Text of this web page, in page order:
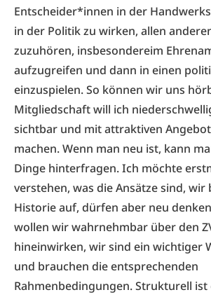
Entscheider*innen in der
in der Politik zu wirken, allen
zuzuhören, insbesondereim
aufzugreifen und dann in einen
einzuspielen. So können wir uns
Mitgliedschaft will ich
sichtbar und mit attraktiven
machen. Wenn man neu ist, kann
Dinge hinterfragen. Ich möchte
verstehen, was die Ansätze sind, wir
Historie auf, dürfen aber neu
wollen wir wahrnehmbar über den
hineinwirken, wir sind ein wichtiger
und brauchen die entsprechenden
Rahmenbedingungen. Strukturell ist